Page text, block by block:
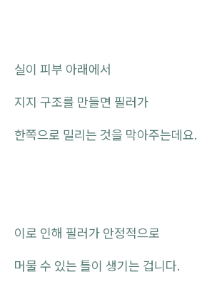
실이 피부 아래에서
지지 구조를 만들면 필러가
한쪽으로 밀리는 것을 막아주는데요.
이로 인해 필러가 안정적으로
머물 수 있는 틀이 생기는 겁니다.